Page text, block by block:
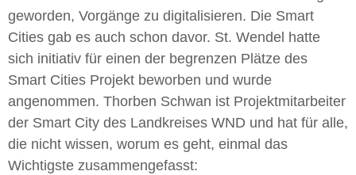
geworden, Vorgänge zu digitalisieren. Die Smart
Cities gab es auch schon davor. St. Wendel hatte
sich initiativ für einen der begrenzen Plätze des
Smart Cities Projekt beworben und wurde
angenommen. Thorben Schwan ist Projektmitarbeiter
der Smart City des Landkreises WND und hat für alle,
die nicht wissen, worum es geht, einmal das
Wichtigste zusammengefasst: